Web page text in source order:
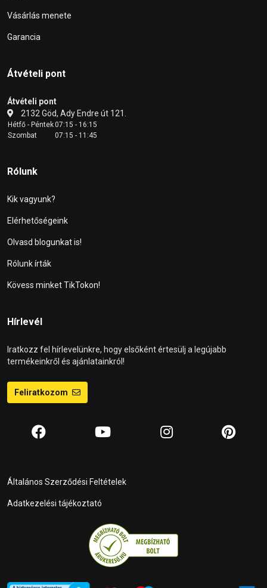
Vásárlás menete
Garancia
Átvételi pont
Átvételi pont
2132 Göd, Ady Endre út 121.
Hétfő - Péntek07:15 - 16:15
Szombat
07:15 - 11:45
Rólunk
Kik vagyunk?
Elérhetőségeink
Olvasd blogunkat is!
Rólunk írták
Kövess minket TikTokon!
Hírlevél
Iratkozz fel hírlevelünkre, hogy elsőként értesülj a legújabb
termékeinkről és ajánlatainkról!
Feliratkozom
Általános Szerződési Feltételek
Adatkezelési tájékoztató